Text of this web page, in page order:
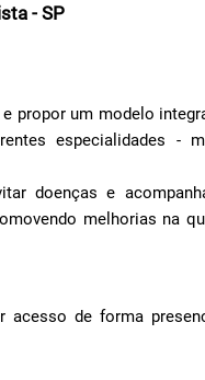
- SP
propor um modelo
especialidades -
doenças e
melhorias na
acesso de forma